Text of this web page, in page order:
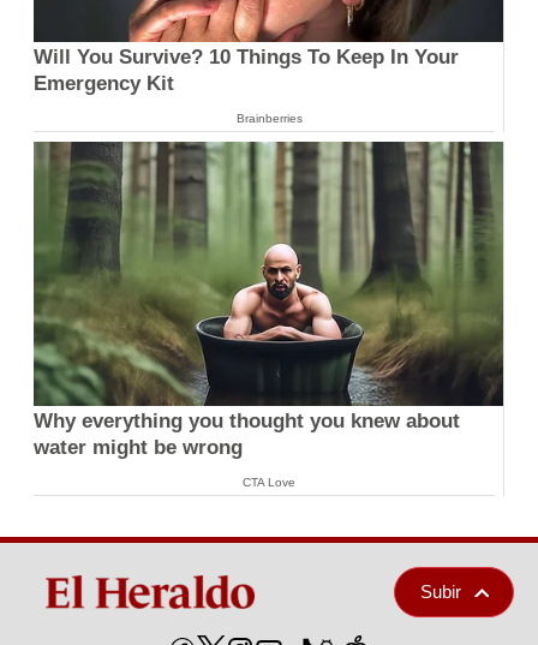
Will You Survive? 10 Things To Keep In Your
Emergency Kit
Brainberries
Why everything you thought you knew about
water might be wrong
CTA Love
Subir